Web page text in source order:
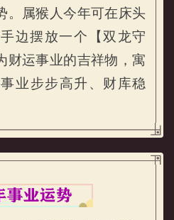
。属猴人今年可在床头
边摆放一个【双龙守
财运事业的吉祥物，寓
业步步高升、财库稳